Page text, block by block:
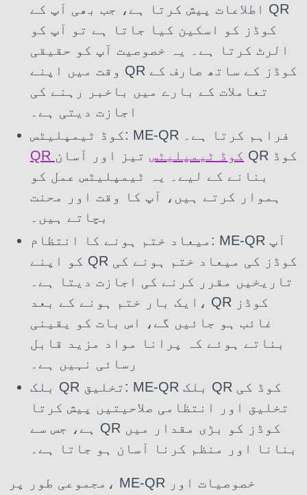
اطلاعات پیش کرتا ہے، جب بھی آپ کے QR
کوڈز کو اسکین کیا جاتا ہے تو آپ کو
الرٹ کرتا ہے۔ یہ خصوصیت آپ کو حقیقی
وقت میں اپنے QR کوڈز کے ساتھ صارف کے
تعاملات کے بارے میں باخبر رہنے کی
اجازت دیتی ہے۔
کوڈ ٹیمپلیٹس: ME-QR فراہم کرتا ہے۔
QR کوڈ ٹیمپلیٹس تیز اور آسان QR کوڈ
بنانے کے لیے۔ یہ ٹیمپلیٹس عمل کو
ہموار کرتے ہیں، آپ کا وقت اور محنت
بچاتے ہیں۔
میعاد ختم ہونے کا انتظام: ME-QR آپ
کو اپنے QR کوڈز کی میعاد ختم ہونے کی
تاریخیں مقرر کرنے کی اجازت دیتا ہے۔
ایک بار ختم ہونے کے بعد، QR کوڈز
غائب ہو جائیں گے، اس بات کو یقینی
بناتے ہوئے کہ پرانا مواد مزید قابل
رسائی نہیں ہے۔
بلک QR تخلیق: ME-QR بلک QR کوڈ کی
تخلیق اور انتظامی صلاحیتیں پیش کرتا
ہے، جس سے QR کوڈز کو بڑی مقدار میں
بنانا اور منظم کرنا آسان ہو جاتا ہے۔
مجموعی طور پر، ME-QR خصوصیات اور